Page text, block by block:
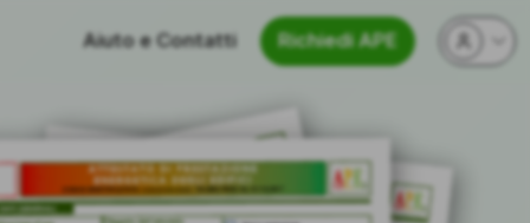
Aiuto e Contatti Richiedi APE